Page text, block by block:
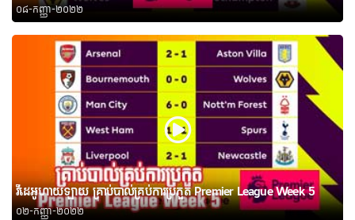
០៨-កញ្ញា-២០២២
វីដេអូហាយឡាយ គ្រាប់បាល់គ្រប់ការប្រកួត Premier League Week 5
០២-កញ្ញា-២០២២